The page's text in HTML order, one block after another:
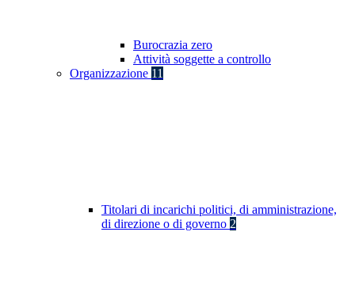
Burocrazia zero
Attività soggette a controllo
Organizzazione 11
Titolari di incarichi politici, di amministrazione,
di direzione o di governo 2